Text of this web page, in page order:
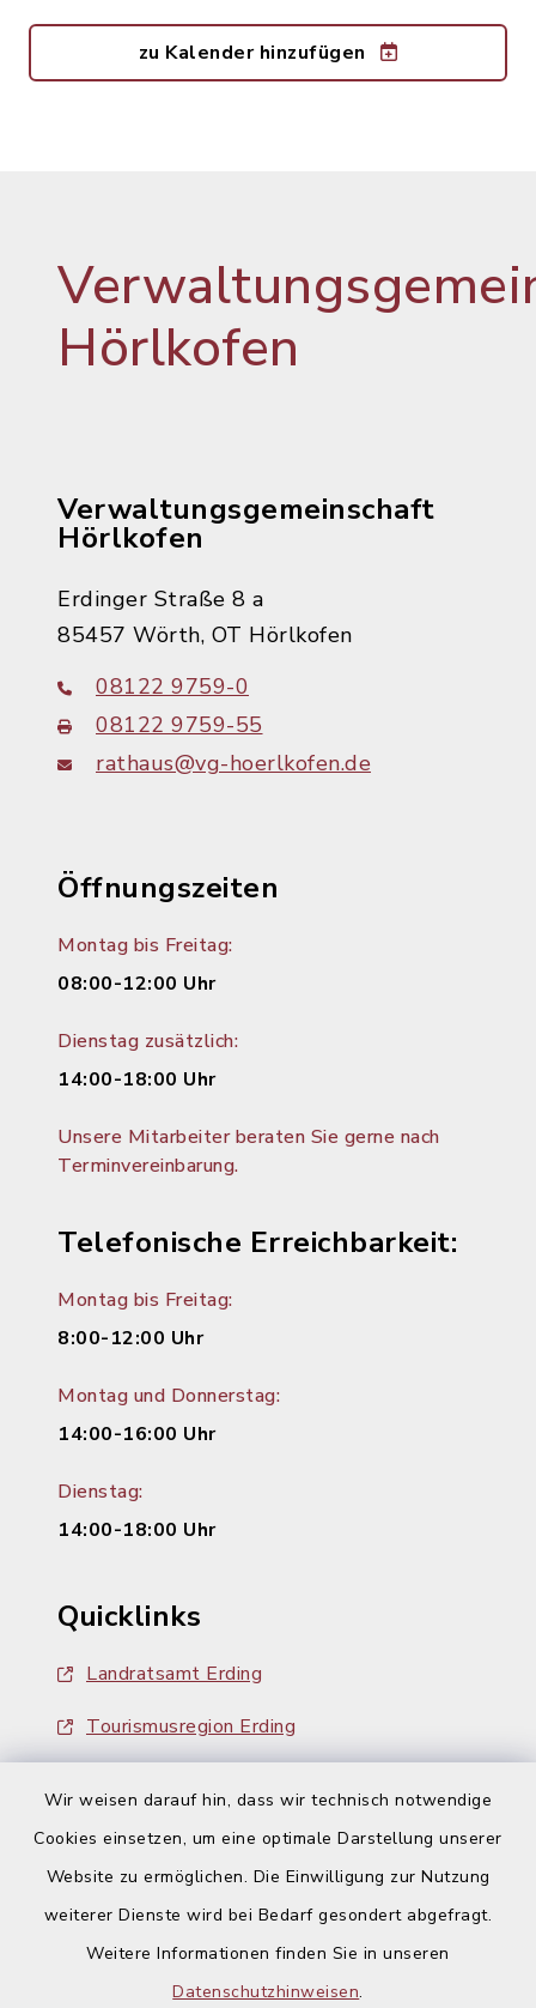
Wir weisen darauf hin, dass wir technisch notwendige
Cookies einsetzen, um eine optimale Darstellung unserer
Website zu ermöglichen. Die Einwilligung zur Nutzung
weiterer Dienste wird bei Bedarf gesondert abgefragt.
Weitere Informationen finden Sie in unseren
Datenschutzhinweisen.
zu Kalender hinzufügen
Hörlkofen
Verwaltungsgemeinschaft
Hörlkofen
Erdinger Straße 8 a
85457 Wörth, OT Hörlkofen
08122 9759-0
08122 9759-55
rathaus@vg-hoerlkofen.de
Öffnungszeiten
Montag bis Freitag:
08:00-12:00 Uhr
Dienstag zusätzlich:
14:00-18:00 Uhr
Unsere Mitarbeiter beraten Sie gerne nach
Terminvereinbarung.
Telefonische Erreichbarkeit:
Montag bis Freitag:
8:00-12:00 Uhr
Montag und Donnerstag:
14:00-16:00 Uhr
Dienstag:
14:00-18:00 Uhr
Quicklinks
Landratsamt Erding
Tourismusregion Erding
Kontakt